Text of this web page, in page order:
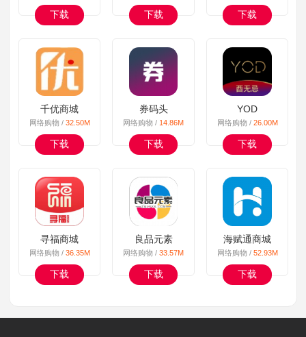
下载 下载 下载
千优商城
网络购物 / 32.50M
下载
券码头
网络购物 / 14.86M
下载
YOD
网络购物 / 26.00M
下载
寻福商城
网络购物 / 36.35M
下载
良品元素
网络购物 /33.57M
下载
海赋通商城
网络购物 / 52.93M
下载